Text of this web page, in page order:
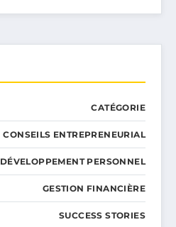
CATÉGORIE
CONSEILS ENTREPRENEURIAL
DÉVELOPPEMENT PERSONNEL
GESTION FINANCIÈRE
SUCCESS STORIES